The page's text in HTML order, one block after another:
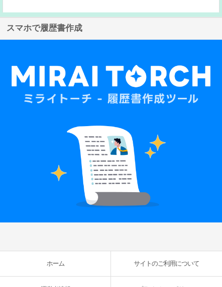
スマホで履歴書作成
ホーム サイトのご利用について